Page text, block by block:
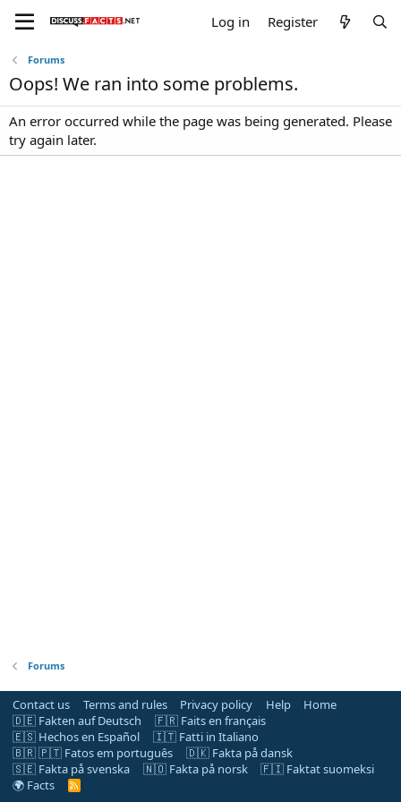
Log in Register
Forums
Oops! We ran into some problems.
An error occurred while the page was being generated. Please
try again later.
Forums
Contact us Terms and rules Privacy policy Help
Home
🇩🇪 Fakten auf Deutsch
🇫🇷 Faits en français
🇪🇸 Hechos en Español
🇮🇹 Fatti in Italiano
🇧🇷 🇵🇹 Fatos em português
🇩🇰 Fakta på dansk
🇸🇪 Fakta på svenska
🇳🇴 Fakta på norsk
🇫🇮 Faktat suomeksi
🌍 Facts
R